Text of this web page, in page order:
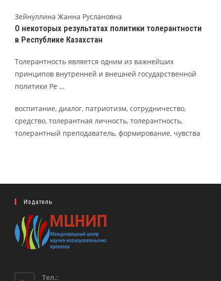
Зейнуллина Жанна Руслановна
О некоторых результатах политики толерантности
в Республике Казахстан
Толерантность является одним из важнейших
принципов внутренней и внешней государственной
политики Ре …
воспитание, диалог, патриотизм, сотрудничество,
средство, толерантная личность, толерантность,
толерантный преподаватель, формирование, чувства
Издатель
Тел.: